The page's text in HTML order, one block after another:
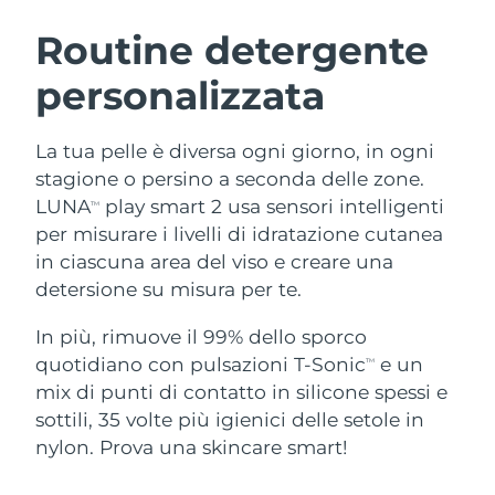
Routine detergente
personalizzata
La tua pelle è diversa ogni giorno, in ogni
stagione o persino a seconda delle zone.
LUNATM
play smart 2 usa sensori intelligenti
per misurare i livelli di idratazione cutanea
in ciascuna area del viso e creare una
detersione su misura per te.
In più, rimuove il 99% dello sporco
quotidiano con pulsazioni T-SonicTM
e un
mix di punti di contatto in silicone spessi e
sottili, 35 volte più igienici delle setole in
nylon. Prova una skincare smart!
LUNA™ 4 pacchetto
Anti-aging massage
LUNA™ 4 Plus
LUNA™ 4 Men
For men, anti-aging massage
BEAR™ 2 pacchetto
Microcurrent toning
BEAR™ 2 go
BEAR™ 2 eyes & lips
Microcurrent line smoothing device
Idratazione
UFO™ 3 pacchetto
Deep facial hydration
UFO™ 3 LED
Near-infrared and red light therapy
device
Igiene orale
Hybrid silicone sonic toothbrush
issa™ 4 plus
Smart hybrid silicone sonic toothbrush
TRATTAMENTI ANTI-AGE FAQ™
Anti-age Trattamenti LED
NEW
Austria Consegna stimata
Bahrein Consegna stimata
Belgio
Bermuda Consegna stimata8/18/26
Bosnia ed
Erzegovina
Consegna stimata
Bulgaria Consegna stimata8/12/26
Canada Consegna stimata 8/16/26